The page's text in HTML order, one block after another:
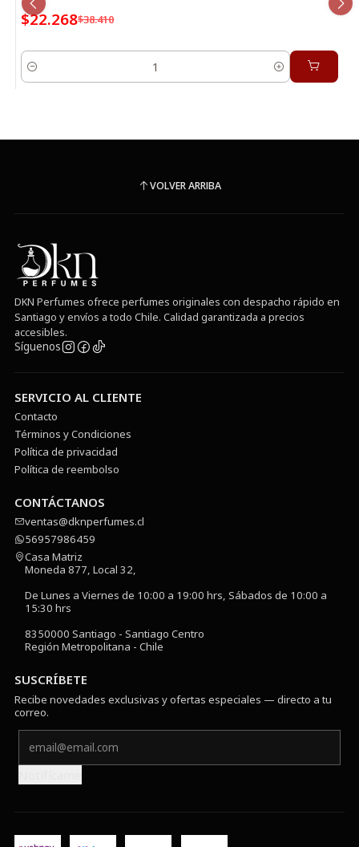
$22.268$38.410
Cantidad
VOLVER ARRIBA
DKN Perfumes ofrece perfumes originales con despacho rápido en
Santiago y envíos a todo Chile. Calidad garantizada a precios
accesibles.
Síguenos
SERVICIO AL CLIENTE
Contacto
Términos y Condiciones
Política de privacidad
Política de reembolso
CONTÁCTANOS
ventas@dknperfumes.cl
56957986459
Casa Matriz
Moneda 877, Local 32,
De Lunes a Viernes de 10:00 a 19:00 hrs, Sábados de 10:00 a
15:30 hrs
8350000 Santiago - Santiago Centro
Región Metropolitana - Chile
SUSCRÍBETE
Recibe novedades exclusivas y ofertas especiales — directo a tu
correo.